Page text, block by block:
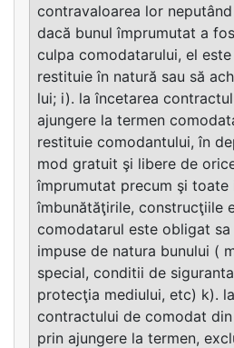
contravaloarea lor
dacă bunul împrumutat a
culpa comodatarului, el
restituie în natură sau să
lui; i). la încetarea
ajungere la termen
restituie comodantului, în
mod gratuit şi libere de
împrumutat precum şi toate
îmbunătăţirile, construcţiile
comodatarul este obligat
impuse de natura bunului (
special, conditii de
protecţia mediului, etc) k).
contractului de comodat
prin ajungere la termen,